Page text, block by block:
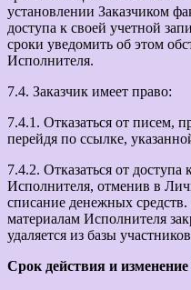
установлении Заказчиком
доступа к своей учетной
сроки уведомить об этом
Исполнителя.
7.4. Заказчик имеет право:
7.4.1. Отказаться от писем,
перейдя по ссылке,
7.4.2. Отказаться от
Исполнителя, отменив в
списание денежных
материалам Исполнителя
удаляется из базы
Срок действия и